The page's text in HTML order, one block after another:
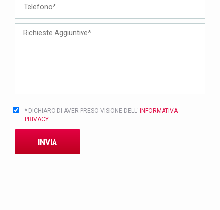
* DICHIARO DI AVER PRESO VISIONE DELL'
INFORMATIVA
PRIVACY
INVIA